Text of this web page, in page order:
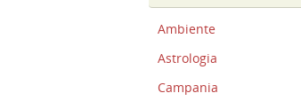
Ambiente
Astrologia
Campania